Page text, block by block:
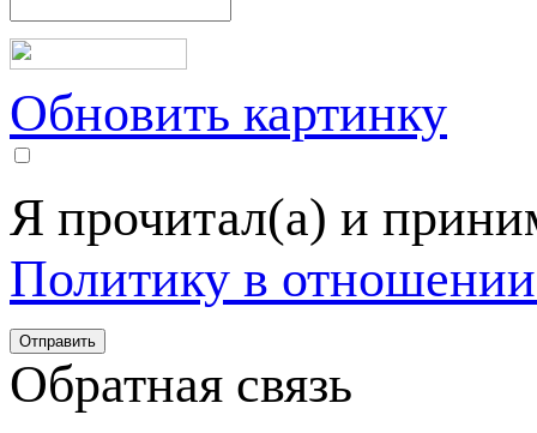
Обновить картинку
Я прочитал(а) и
Политику в
Обратная связь